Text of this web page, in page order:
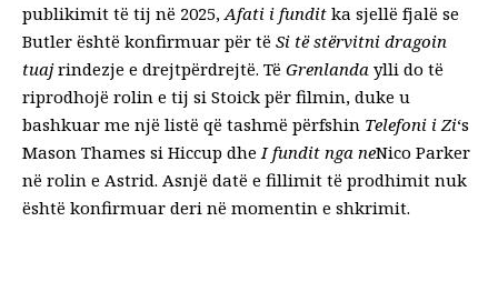
publikimit të tij në 2025, Afati i fundit ka sjellë fjalë se
Butler është konfirmuar për të Si të stërvitni dragoin
tuajrindezje e drejtpërdrejtë. Të Grenlanda ylli do të
riprodhojë rolin e tij si Stoick për filmin, duke u
bashkuar me një listë që tashmë përfshin Telefoni i Zi‘s
Mason Thames si Hiccup dhe I fundit nga neNico Parker
në rolin e Astrid. Asnjë datë e fillimit të prodhimit nuk
është konfirmuar deri në momentin e shkrimit.